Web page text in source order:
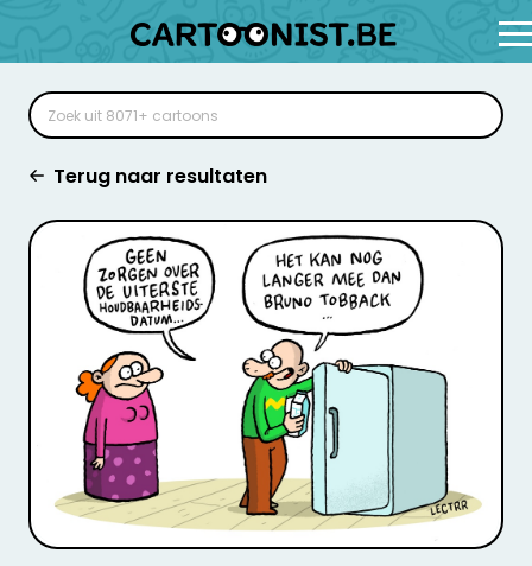
Terug naar resultaten